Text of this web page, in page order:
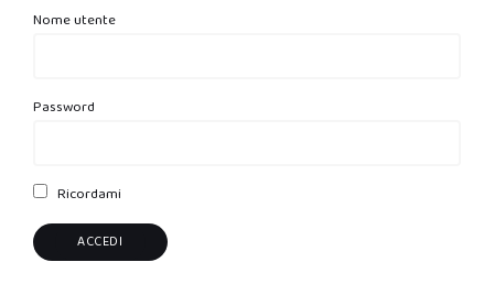
Nome utente
Password
Ricordami